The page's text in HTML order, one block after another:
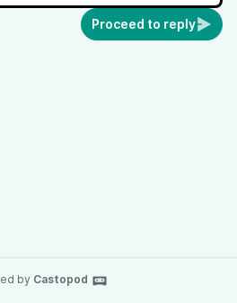
Proceed to reply
by Castopod